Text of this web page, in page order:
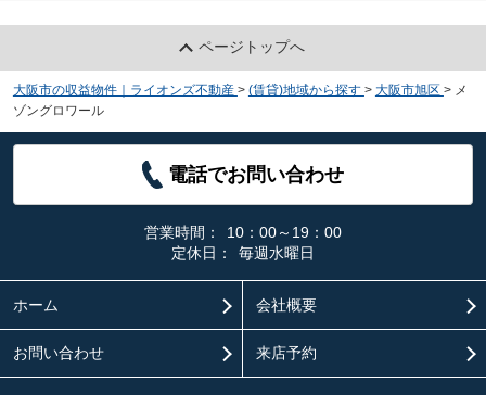
ページトップへ
大阪市の収益物件｜ライオンズ不動産 > (賃貸)地域から探す > 大阪市旭区 > メ
ゾングロワール
電話でお問い合わせ
営業時間：
10：00～19：00
定休日：
毎週水曜日
ホーム 会社概要
お問い合わせ 来店予約